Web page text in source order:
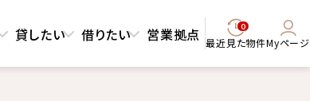
貸したい 借りたい 営業拠点 0
最近見た物件Myページ